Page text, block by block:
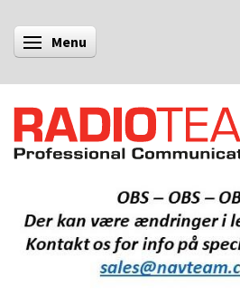
Skifte navigation
Menu